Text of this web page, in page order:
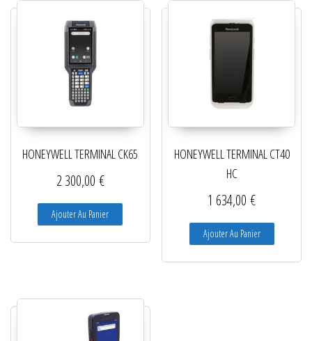
HONEYWELL TERMINAL CK65
2 300,00 €
Ajouter Au Panier
HONEYWELL TERMINAL CT40
HC
1 634,00€
Ajouter Au Panier